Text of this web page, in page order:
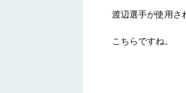
渡辺選手が使用さ
こちらですね。